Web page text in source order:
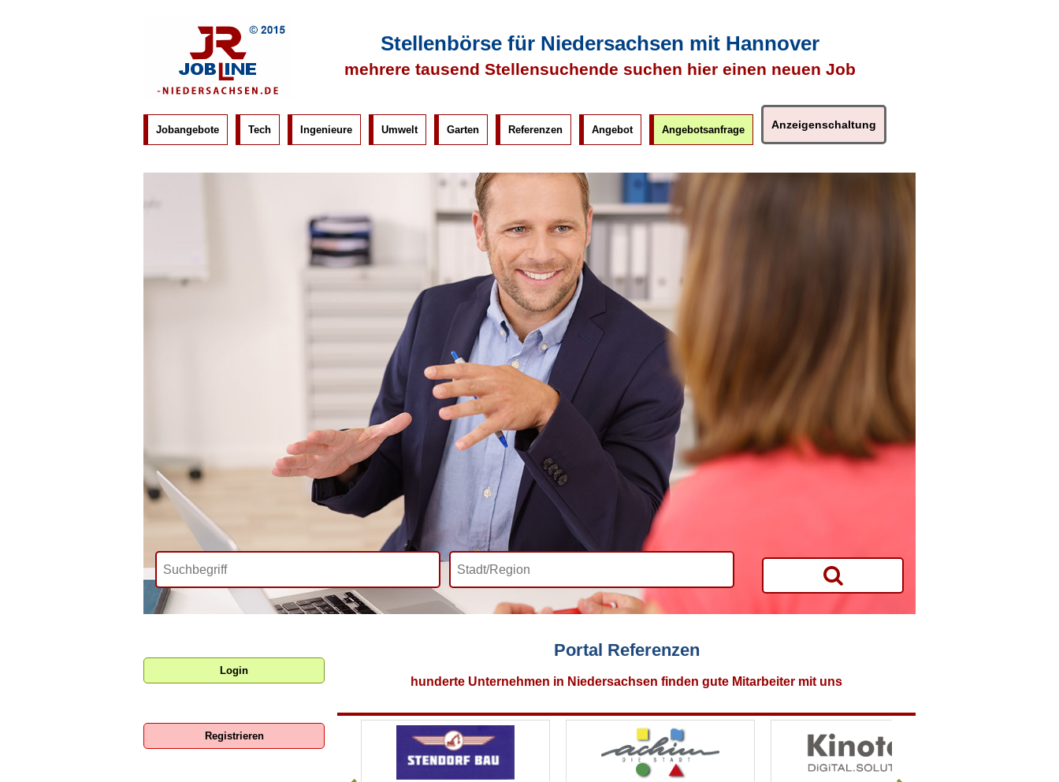
Stellenbörse für Niedersachsen mit Hannover
mehrere tausend Stellensuchende suchen hier einen neuen Job
Jobangebote Tech Ingenieure Umwelt Garten Referenzen Angebot Angebotsanfrage Anzeigenschaltung
Portal Referenzen
hunderte Unternehmen in Niedersachsen finden gute Mitarbeiter mit uns
Login
Registrieren